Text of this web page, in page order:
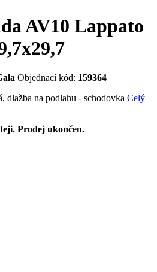
AV10 Lappato
Objednací kód: 159364
dlažba na podlahu - schodovka Celý
Prodej ukončen.